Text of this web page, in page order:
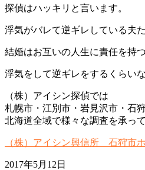
探偵はハッキリと言います。
浮気がバレて逆ギレしている夫た
結婚はお互いの人生に責任を持
浮気をして逆ギレをするくらい
（株）アイシン探偵では
札幌市・江別市・岩見沢市・石
北海道全域で様々な調査を承って
（株）アイシン興信所 石狩市
2017年5月12日